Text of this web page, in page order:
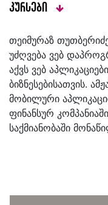
კურსები
თეიმურაზ
უძღვება ვებ
აქვს ვებ
ბიზნესებისათვის.
მობილური
ფინანსურ
საქმიანობაში